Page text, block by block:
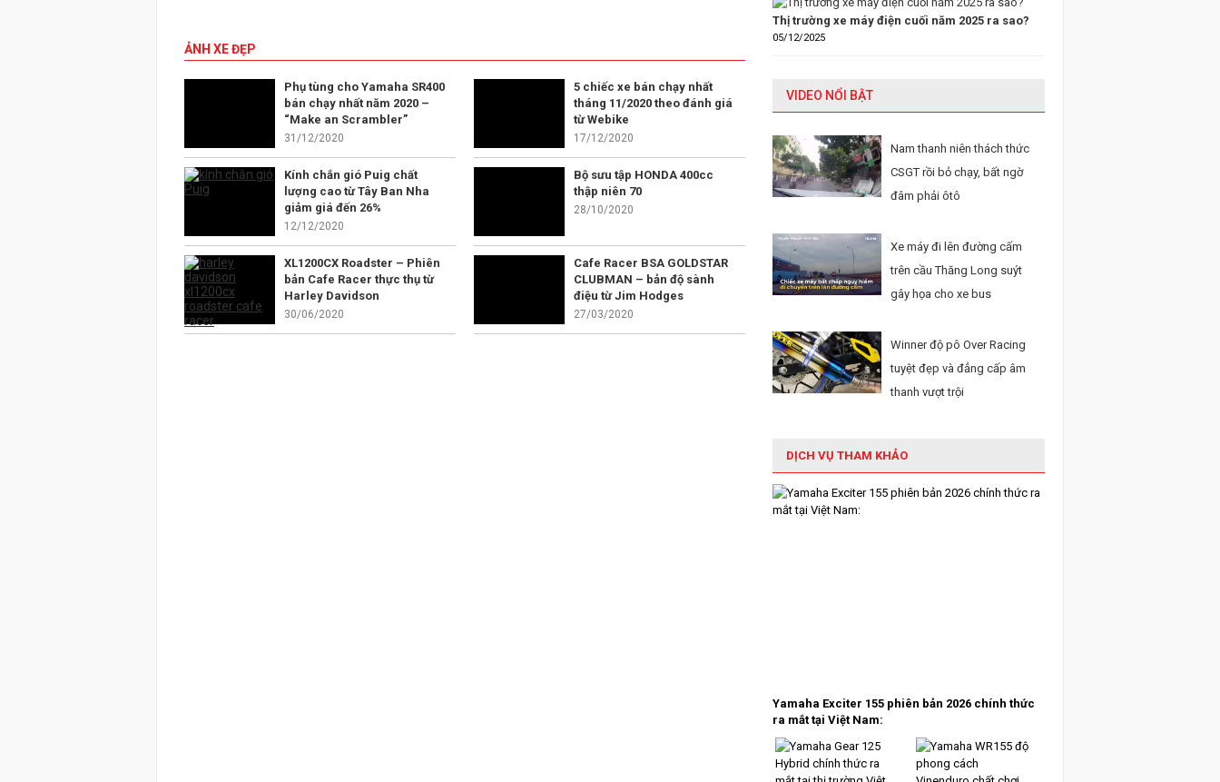
ẢNH XE ĐẸP
Phụ tùng cho Yamaha SR400
bán chạy nhất năm 2020 –
“Make an Scrambler”
31/12/2020
5 chiếc xe bán chạy nhất
tháng 11/2020 theo đánh giá
từ Webike
17/12/2020
Kính chắn gió Puig chất
lượng cao từ Tây Ban Nha
giảm giá đến 26%
12/12/2020
Bộ sưu tập HONDA 400cc
thập niên 70
28/10/2020
XL1200CX Roadster – Phiên
bản Cafe Racer thực thụ từ
Harley Davidson
30/06/2020
Cafe Racer BSA GOLDSTAR
CLUBMAN – bản độ sành
điệu từ Jim Hodges
27/03/2020
Thị trường xe máy điện cuối năm 2025 ra sao?
05/12/2025
VIDEO NỔI BẬT
Nam thanh niên thách thức
CSGT rồi bỏ chạy, bất ngờ
đâm phải ôtô
Xe máy đi lên đường cấm
trên cầu Thăng Long suýt
gây họa cho xe bus
Winner độ pô Over Racing
tuyệt đẹp và đẳng cấp âm
thanh vượt trội
DỊCH VỤ THAM KHẢO
Yamaha Exciter 155 phiên bản 2026 chính thức
ra mắt tại Việt Nam: